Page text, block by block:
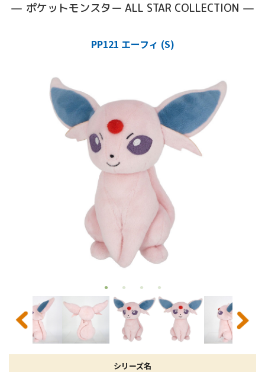
ポケットモンスター ALL STAR COLLECTION
PP121 エーフィ (S)
シリーズ名